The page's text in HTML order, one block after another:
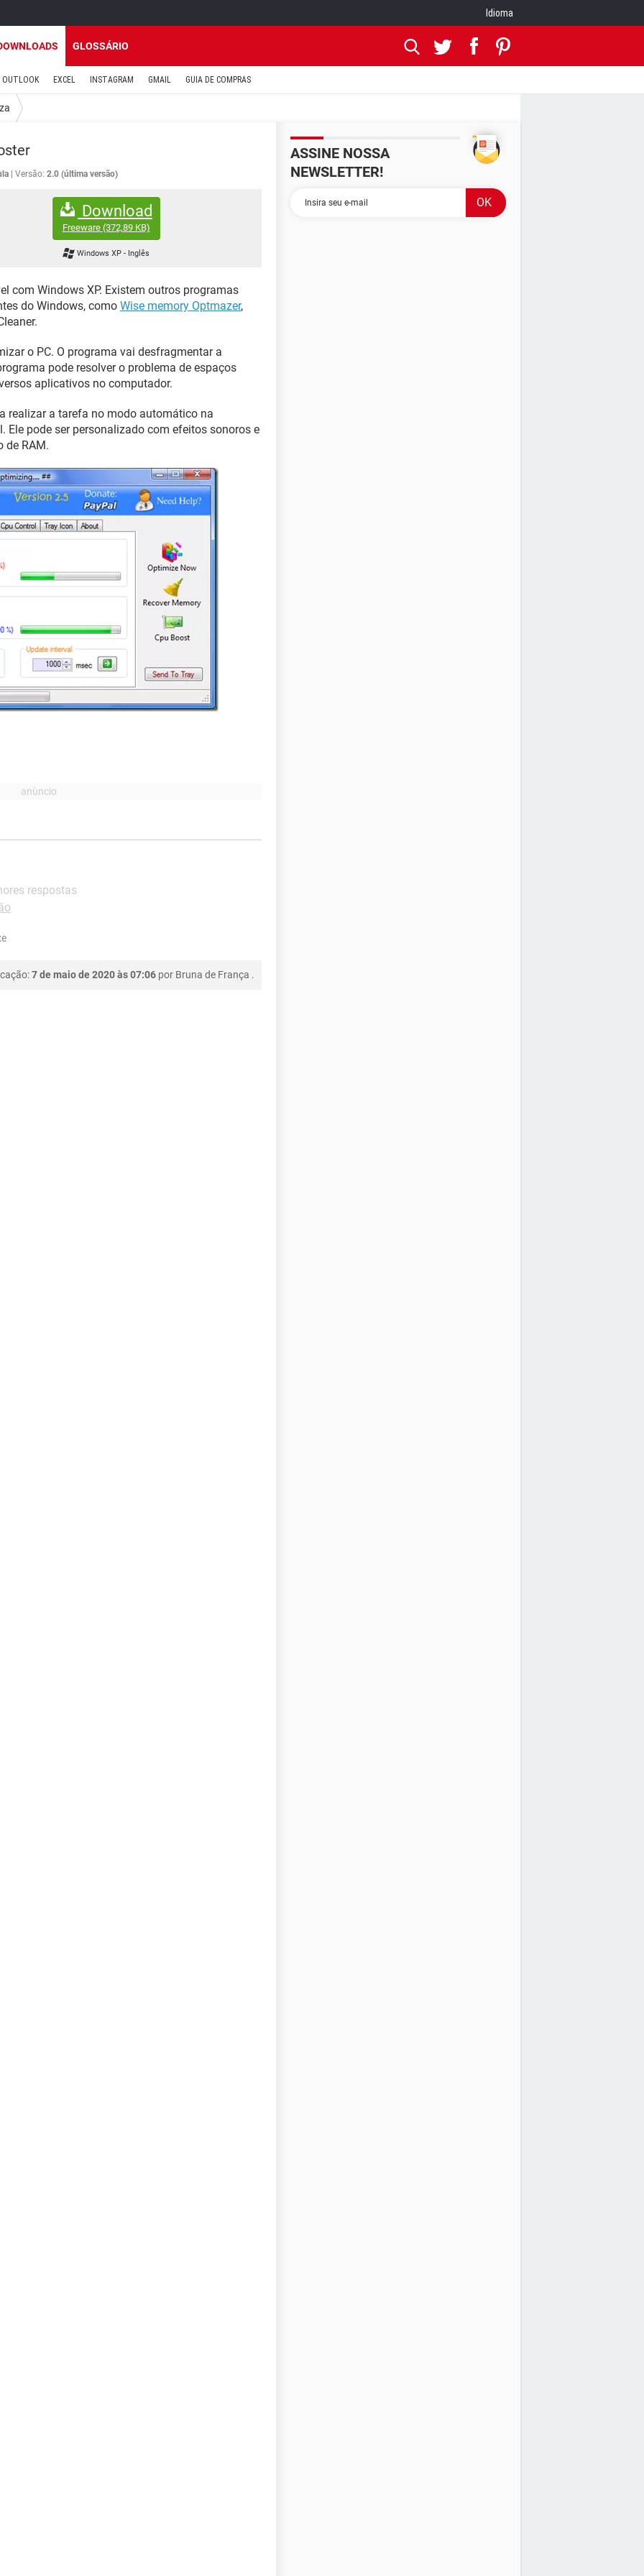
Idioma
GLOSSÁRIO
OUTLOOK EXCEL INSTAGRAM GMAIL GUIA DE COMPRAS
Versão: 2.0 (última versão)
Download
Freeware(372,89 KB)
Windows XP- Inglês
com Windows XP. Existem outros programas
do Windows, como Wise memory Optmazer,
o PC. O programa vai desfragmentar a
pode resolver o problema de espaços
aplicativos no computador.
realizar a tarefa no modo automático na
pode ser personalizado com efeitos sonoros e
de RAM.
respostas
7 de maio de 2020 às 07:06 por Bruna de França .
ASSINE NOSSA
NEWSLETTER!